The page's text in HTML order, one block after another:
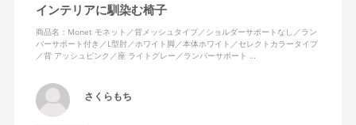
インテリアに馴染む椅子
商品名：Monet モネット／背メッシュタイプ／ショルダーサポートなし／ラン
バーサポート付き／L型肘／ホワイト脚／本体ホワイト／セレクトカラータイプ
／背 アッシュピンク／座 ライトグレー／ランバーサポート …
さくらもち